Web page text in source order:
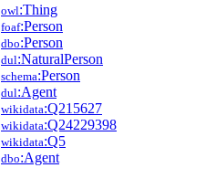
owl:Thing
foaf:Person
dbo:Person
dul:NaturalPerson
schema:Person
dul:Agent
wikidata:Q215627
wikidata:Q24229398
wikidata:Q5
dbo:Agent